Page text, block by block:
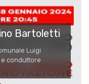
Bartoletti
Luigi
e conduttore